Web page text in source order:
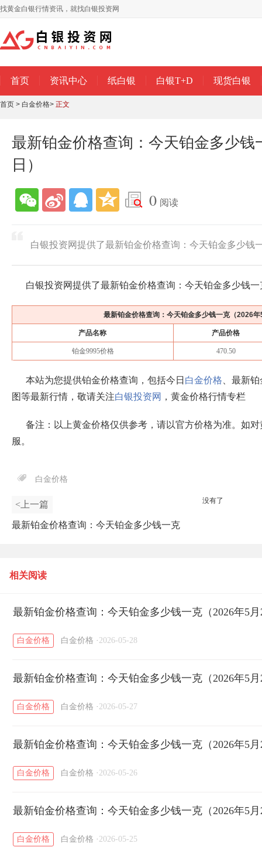
找黄金白银行情资讯，就找白银投资网
首页 资讯中心 纸白银 白银T+D 现货白银
首页 > 白金价格> 正文
最新铂金价格查询：今天铂金多少钱
日）
0 阅读
白银投资网提供了最新铂金价格查询：今天铂金多少钱
白银投资网提供了最新铂金价格查询：今天铂金多少钱一
最新铂金价格查询：今天铂金多少钱一克（2026
产品名称 产品价格
铂金9995价格 470.50
本站为您提供铂金价格查询，包括今日 白金价格 、最新
图等最新行情，敬请关注白银投资网 ，黄金价格行情专栏
备注：以上黄金价格仅供参考，请以官方价格为准。如
服。
白金价格
<上一篇
最新铂金价格查询：今天铂金多少钱一克
没有了
相关阅读
最新铂金价格查询：今天铂金多少钱一克（2026年5
白金价格 白金价格 · 2026-05-28
最新铂金价格查询：今天铂金多少钱一克（2026年5
白金价格 白金价格 · 2026-05-27
最新铂金价格查询：今天铂金多少钱一克（2026年5
白金价格 白金价格 · 2026-05-26
最新铂金价格查询：今天铂金多少钱一克（2026年5
白金价格 白金价格 · 2026-05-25